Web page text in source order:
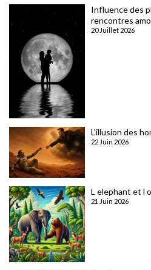
Influence des
rencontres
20 Juillet 2026
L'illusion des
22 Juin 2026
L elephant et l
21 Juin 2026